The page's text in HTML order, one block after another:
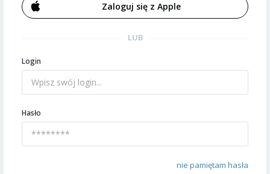
Zaloguj się z Apple
LUB
Login
Hasło
nie pamiętam hasła